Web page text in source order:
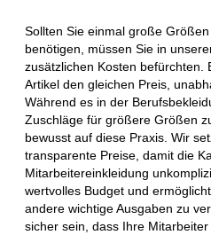
Sollten Sie einmal große
benötigen, müssen Sie in
zusätzlichen Kosten befürchten.
Artikel den gleichen Preis,
Während es in der
Zuschläge für größere Größen
bewusst auf diese Praxis. Wir
transparente Preise, damit die
Mitarbeitereinkleidung
wertvolles Budget und
andere wichtige Ausgaben zu
sicher sein, dass Ihre